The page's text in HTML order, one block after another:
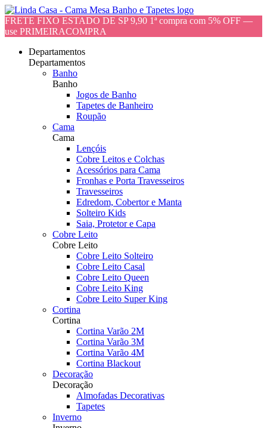
FRETE FIXO ESTADO DE SP 9,90 1ª compra com 5% OFF —
use PRIMEIRACOMPRA
Departamentos
Departamentos
Banho
Banho
Jogos de Banho
Tapetes de Banheiro
Roupão
Cama
Cama
Lençóis
Cobre Leitos e Colchas
Acessórios para Cama
Fronhas e Porta Travesseiros
Travesseiros
Edredom, Cobertor e Manta
Solteiro Kids
Saia, Protetor e Capa
Cobre Leito
Cobre Leito
Cobre Leito Solteiro
Cobre Leito Casal
Cobre Leito Queen
Cobre Leito King
Cobre Leito Super King
Cortina
Cortina
Cortina Varão 2M
Cortina Varão 3M
Cortina Varão 4M
Cortina Blackout
Decoração
Decoração
Almofadas Decorativas
Tapetes
Inverno